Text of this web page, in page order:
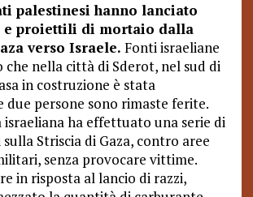
palestinesi hanno lanciato
e proiettili di mortaio dalla
verso Israele. Fonti israeliane
nella città di Sderot, nel sud di
in costruzione è stata
due persone sono rimaste ferite.
israeliana ha effettuato una serie di
Striscia di Gaza, contro aree
senza provocare vittime.
in risposta al lancio di razzi,